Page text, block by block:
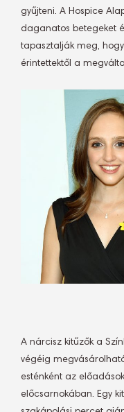
gyűjteni. A Hospice
daganatos betegeket
tapasztalják meg,
érintettektől a
A nárcisz kitűzők a
végéig
esténként az
előcsarnokában. Egy